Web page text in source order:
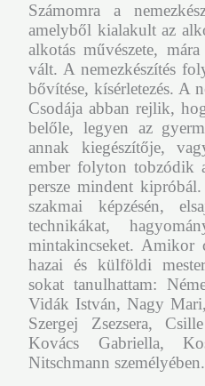
Számomra a
amelyből kialakult az
alkotás művészete,
vált. A nemezkészítés
bővítése, kísérletezés. A
Csodája abban rejlik,
belőle, legyen az
annak kiegészítője,
ember folyton tobzódik
persze mindent
szakmai képzésén,
technikákat,
mintakincseket. Amikor
hazai és külföldi
sokat tanulhattam:
Vidák István, Nagy
Szergej Zsezsera,
Kovács Gabriella,
Nitschmann személyében.